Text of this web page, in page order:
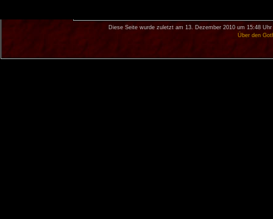
Diese Seite wurde zuletzt am 13. Dezember 2010 um 15:48 Uhr
Über den